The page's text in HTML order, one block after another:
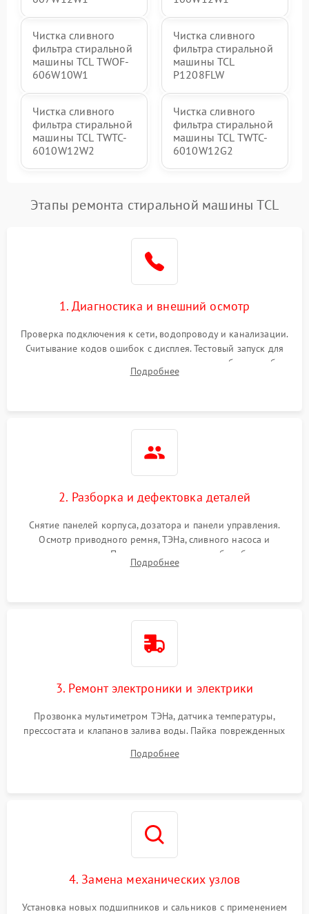
Чистка сливного
фильтра стиральной
машины TCL TWOF-
606W10W1
Чистка сливного
фильтра стиральной
машины TCL
P1208FLW
Чистка сливного
фильтра стиральной
машины TCL TWTC-
6010W12W2
Чистка сливного
фильтра стиральной
машины TCL TWTC-
6010W12G2
Этапы ремонта стиральной машины TCL
1. Диагностика и внешний осмотр
Проверка подключения к сети, водопроводу и канализации.
Считывание кодов ошибок с дисплея. Тестовый запуск для
выявления посторонних шумов, протечек или сбоев в работе
электронного модуля управления.
Подробнее
2. Разборка и дефектовка деталей
Снятие панелей корпуса, дозатора и панели управления.
Осмотр приводного ремня, ТЭНа, сливного насоса и
амортизаторов. Проверка подшипников барабана и
крестовины на износ, а манжеты люка на разрывы.
Подробнее
3. Ремонт электроники и электрики
Прозвонка мультиметром ТЭНа, датчика температуры,
прессостата и клапанов залива воды. Пайка поврежденных
Восстановление целостности проводки и контактов.
Подробнее
4. Замена механических узлов
Установка новых подшипников и сальников с применением